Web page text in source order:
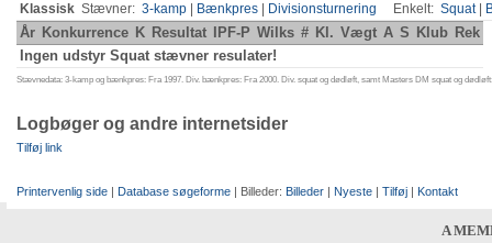
Klassisk Stævner: 3-kamp Bænkpres Divisionsturnering Enkelt: Squat|
År Konkurrence K Resultat IPF-P Wilks # Kl. Vægt A S Klub Rek
Ingen udstyr Squat stævner resulater!
Stævnedata: 3-kamp og bænkpres: Fra 1997. Div. bænkpres: Fra 2000. Div. squat og dødløft, samt Masters DM squat og
Logbøger og andre internetsider
Tilføj link
Printervenlig side | Database søgeforme | Billeder: Billeder | Nyeste | Tilføj | Kontakt
A